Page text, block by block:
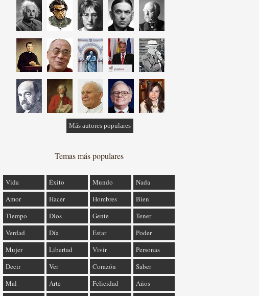
Más autores populares
Temas más populares
Vida Éxito Mundo
Nada
Amor
Hacer Hombres
Bien
Tiempo
Dios Gente
Tener
Verdad
Día Estar
Poder
Mujer
Libertad Vivir
Personas
Decir
Ver Corazón
Saber
Mal
Arte Felicidad
Años